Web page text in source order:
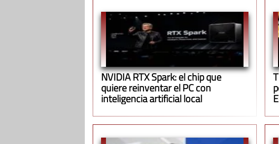
NVIDIA RTX Spark: el chip que
quiere reinventar el PC con
inteligencia artificial local